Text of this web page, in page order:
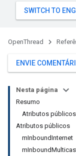
OpenThread
ENVIE
Nesta página
Resumo
Atributos públicos
Atributos públicos
mInboundInternet